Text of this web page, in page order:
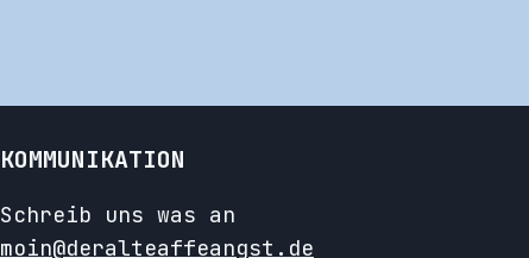
KOMMUNIKATION
Schreib uns was an
moin@deralteaffeangst.de